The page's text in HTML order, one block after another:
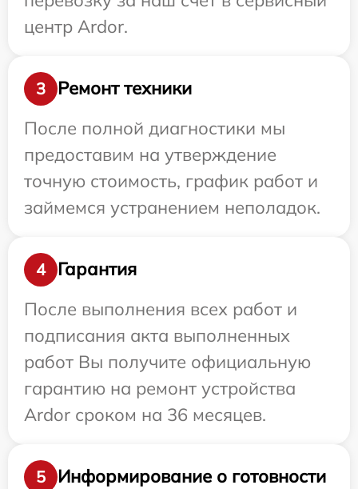
центр Ardor.
3
Ремонт техники
После полной диагностики мы
предоставим на утверждение
точную стоимость, график работ и
займемся устранением неполадок.
4
Гарантия
После выполнения всех работ и
подписания акта выполненных
работ Вы получите официальную
гарантию на ремонт устройства
Ardor сроком на 36 месяцев.
5
Информирование о готовности